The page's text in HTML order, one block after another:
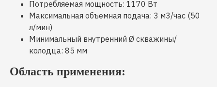
Потребляемая мощность: 1170 Вт
Максимальная объемная подача: 3 м3/час (50
л/мин)
Минимальный внутренний Ø скважины/
колодца: 85 мм
Область применения: